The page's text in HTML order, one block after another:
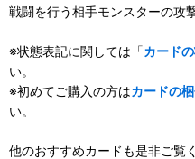
戦闘を行う相手モンスターの攻
※状態表記に関しては「カード
い。
※初めてご購入の方はカードの
い。
他のおすすめカードも是非ご覧